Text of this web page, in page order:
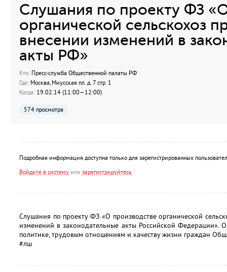
Слушания по проекту ФЗ
органической сельскохоз
внесении изменений в
акты РФ»
Кто: Пресс-служба Общественной палаты РФ
Где: Москва, Миусская пл. д. 7 стр. 1
Когда: 19.02.14 (11:00—12:00)
574 просмотра
Подробная информация доступна только для зарегистрированных
Войдите в систему или зарегистрируйтесь
Слушания по проекту ФЗ «О производстве органической
изменений в законодательные акты Российской Федерации».
политике, трудовым отношениям и качеству жизни граждан
#лш